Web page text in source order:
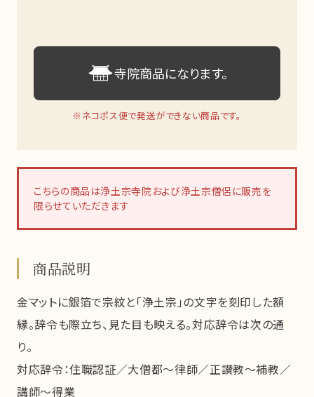
寺院商品になります。
※ネコポス便で発送ができない商品です。
こちらの商品は浄土宗寺院および浄土宗僧侶に販売を
限らせていただきます
商品説明
金マットに銀箔で宗紋と「浄土宗」の文字を刻印した額
縁。辞令も際立ち、見た目も映える。対応辞令は次の通
り。
対応辞令：住職認証／大僧都～律師／正讃教～補教／
講師～得業